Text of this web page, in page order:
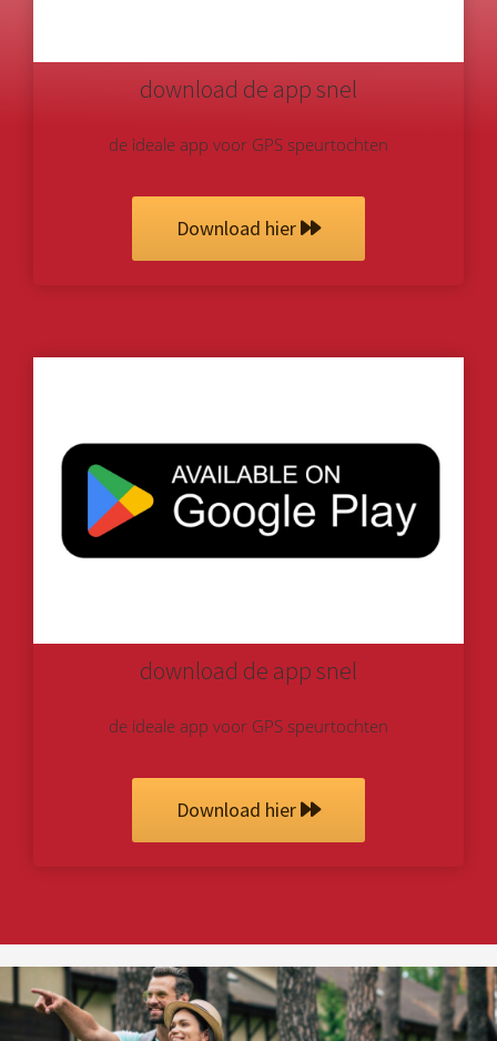
download de app snel
de ideale app voor GPS speurtochten
Download hier
download de app snel
de ideale app voor GPS speurtochten
Download hier